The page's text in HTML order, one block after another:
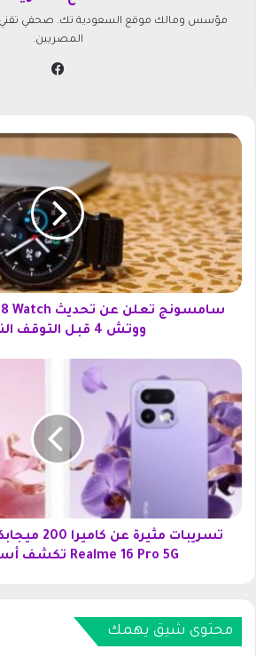
مؤسس ومالك موقع السعودية تك. صحفي تقني
المصريين.
س
م
س
و
ن
ج
ت
ع
ن
ح
د
ي
ث
O
e
c
ووتش 4 قبل التوقف النهائي
ت
ر
ي
ب
ا
ت
ث
ا
تسريبات
Realme 16 Pro 5G تكشف أسرار واسعة
محتوى شيق يهمك